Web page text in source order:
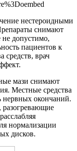
нестероидными
снимают
не допустимо,
пациентов к
средств, врач
мази снимают
Местные средства
нервных окончаний.
разогревающие
нормализации
дисков.